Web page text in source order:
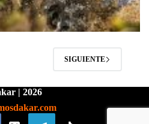
SIGUIENTE
| 2026